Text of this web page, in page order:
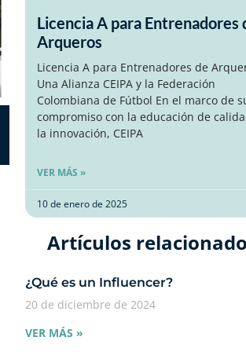
Licencia A para Entrenadores
Arqueros
Licencia A para Entrenadores de
Una Alianza CEIPA y la Federación
Colombiana de Fútbol En el marco de
compromiso con la educación de
la innovación, CEIPA
VER MÁS »
10 de enero de 2025
Artículos
¿Qué es un Influencer?
20 de diciembre de 2024
VER MÁS »